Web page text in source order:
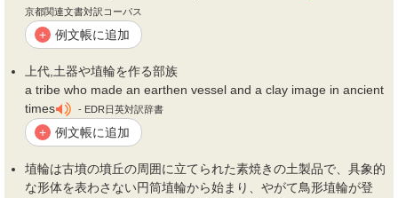
京都関連文書対訳コーパス
+ 例文帳に追加
上代,土器や埴輪を作る部族
a tribe who made an earthen vessel and a clay image in ancient
times
- EDR日英対訳辞書
+ 例文帳に追加
埴輪は古墳の墳丘の周囲に立てられた素焼きの土製品で、具象的
な形体を表わさない円筒埴輪から始まり、やがて鳥形埴輪が登